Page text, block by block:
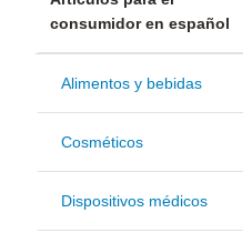
consumidor en español
Alimentos y bebidas
Cosméticos
Dispositivos médicos